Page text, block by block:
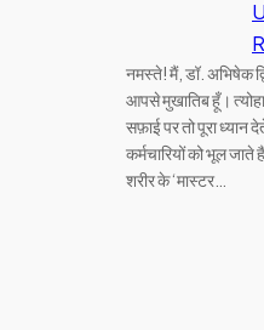
नमस्ते! मैं, डॉ. अभिषेक
आपसे मुखातिब हूँ।
सफ़ाई पर तो पूरा
कर्मचारियों को भूल जाते
शरीर के ‘मास्टर…